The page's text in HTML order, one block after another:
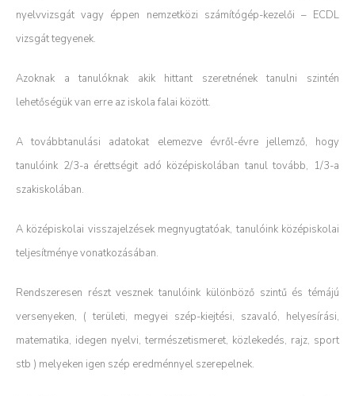
nyelvvizsgát vagy éppen nemzetközi számítógép-kezelői – ECDL
vizsgát tegyenek.
Azoknak a tanulóknak akik hittant szeretnének tanulni szintén
lehetőségük van erre az iskola falai között.
A továbbtanulási adatokat elemezve évről-évre jellemző, hogy
tanulóink 2/3-a érettségit adó középiskolában tanul tovább, 1/3-a
szakiskolában.
A középiskolai visszajelzések megnyugtatóak, tanulóink középiskolai
teljesítménye vonatkozásában.
Rendszeresen részt vesznek tanulóink különböző szintű és témájú
versenyeken, ( területi, megyei szép-kiejtési, szavaló, helyesírási,
matematika, idegen nyelvi, természetismeret, közlekedés, rajz, sport
stb ) melyeken igen szép eredménnyel szerepelnek.